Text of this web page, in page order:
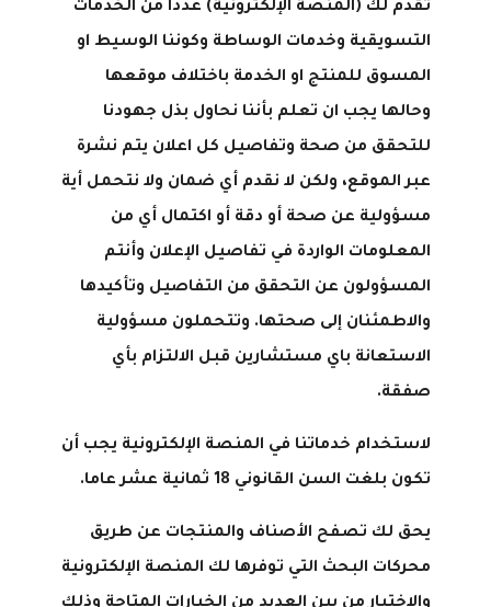
تقدم لك (المنصة الإلكترونية) عدداً من الخدمات
التسويقية وخدمات الوساطة وكوننا الوسيط او
المسوق للمنتج او الخدمة باختلاف موقعها
وحالها يجب ان تعلم بأننا نحاول بذل جهودنا
للتحقق من صحة وتفاصيل كل اعلان يتم نشرة
عبر الموقع، ولكن لا نقدم أي ضمان ولا نتحمل أية
مسؤولية عن صحة أو دقة أو اكتمال أي من
المعلومات الواردة في تفاصيل الإعلان وأنتم
المسؤولون عن التحقق من التفاصيل وتأكيدها
والاطمئنان إلى صحتها. وتتحملون مسؤولية
الاستعانة باي مستشارين قبل الالتزام بأي
صفقة.
لاستخدام خدماتنا في المنصة الإلكترونية يجب أن
تكون بلغت السن القانوني 18 ثمانية عشر عاما
.
يحق لك تصفح الأصناف والمنتجات عن طريق
محركات البحث التي توفرها لك المنصة الإلكترونية